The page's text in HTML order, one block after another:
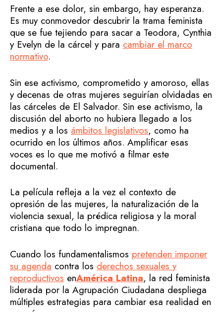
Frente a ese dolor, sin embargo, hay esperanza.
Es muy conmovedor descubrir la trama feminista
que se fue tejiendo para sacar a Teodora, Cynthia
y Evelyn de la cárcel y para cambiar el marco
normativo.
Sin ese activismo, comprometido y amoroso, ellas
y decenas de otras mujeres seguirían olvidadas en
las cárceles de El Salvador. Sin ese activismo, la
discusión del aborto no hubiera llegado a los
medios y a los ámbitos legislativos, como ha
ocurrido en los últimos años. Amplificar esas
voces es lo que me motivó a filmar este
documental.
La película refleja a la vez el contexto de
opresión de las mujeres, la naturalización de la
violencia sexual, la prédica religiosa y la moral
cristiana que todo lo impregnan.
Cuando los fundamentalismos pretenden imponer
su agenda contra los derechos sexuales y
reproductivos enAmérica Latina, la red feminista
liderada por la Agrupación Ciudadana despliega
múltiples estrategias para cambiar esa realidad en